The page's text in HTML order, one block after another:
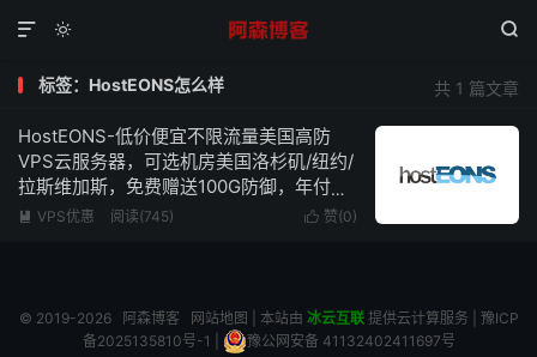
 

共 1 篇文章
标签：HostEONS怎么样
HostEONS-低价便宜不限流量美国高防
VPS云服务器，可选机房美国洛杉矶/纽约/
拉斯维加斯，免费赠送100G防御，年付低
至$16起
 赞(0)
 VPS优惠 阅读(745)
© 2019-2026 阿森博客 网站地图 | 本站由 冰云互联提供云计算服务 | 豫ICP
备2025135810号-1
豫公网安备 41132402411697号